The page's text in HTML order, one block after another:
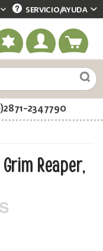
Dekotopia spanisch
SERVICIO/AYUDA
2347790
Reaper,